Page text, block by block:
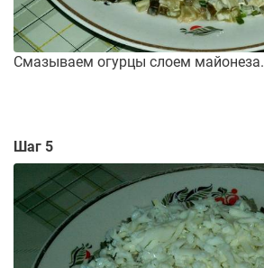
Смазываем огурцы слоем майонеза.
Шаг 5